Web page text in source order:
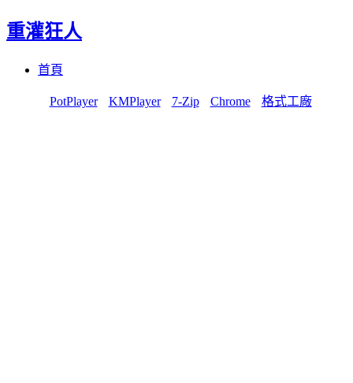
重灌狂人
首頁
PotPlayer KMPlayer 7-Zip Chrome 格式工廠